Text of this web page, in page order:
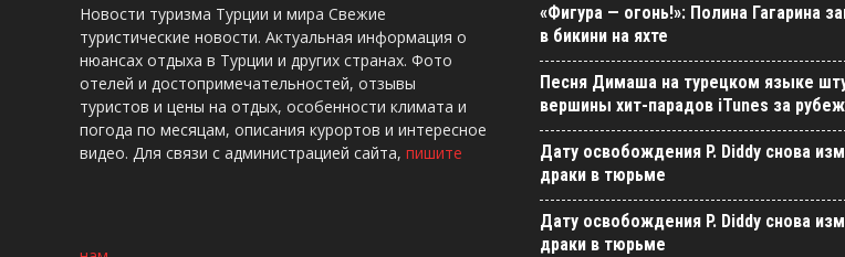
Новости туризма Турции и мира Свежие
туристические новости. Актуальная информация о
нюансах отдыха в Турции и других странах. Фото
отелей и достопримечательностей, отзывы
туристов и цены на отдых, особенности климата и
погода по месяцам, описания курортов и интересное
видео. Для связи с администрацией сайта, пишите
«Фигура — огонь!»: Полина Гагарина
в бикини на яхте
Песня Димаша на турецком языке
вершины хит-парадов iTunes за
Дату освобождения P. Diddy снова
драки в тюрьме
Дату освобождения P. Diddy снова
драки в тюрьме